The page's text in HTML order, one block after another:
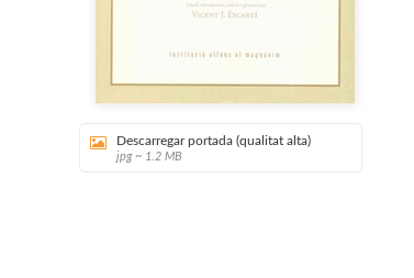
Descarregar portada (qualitat alta)
jpg ~ 1.2 MB